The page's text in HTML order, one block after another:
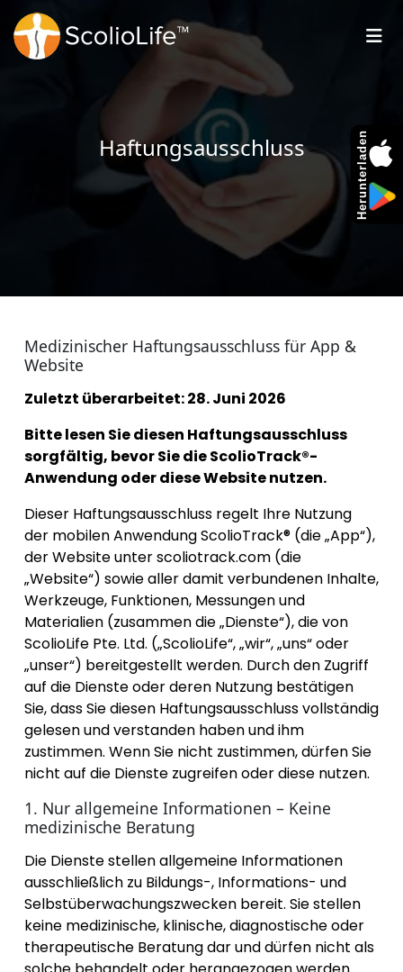
Herunterladen
Haftungsausschluss
Medizinischer Haftungsausschluss für App &
Website
Zuletzt überarbeitet: 28. Juni 2026
Bitte lesen Sie diesen Haftungsausschluss
sorgfältig, bevor Sie die ScolioTrack®-
Anwendung oder diese Website nutzen.
Dieser Haftungsausschluss regelt Ihre Nutzung
der mobilen Anwendung ScolioTrack® (die „App“),
der Website unter scoliotrack.com (die
„Website“) sowie aller damit verbundenen Inhalte,
Werkzeuge, Funktionen, Messungen und
Materialien (zusammen die „Dienste“), die von
ScolioLife Pte. Ltd. („ScolioLife“, „wir“, „uns“ oder
„unser“) bereitgestellt werden. Durch den Zugriff
auf die Dienste oder deren Nutzung bestätigen
Sie, dass Sie diesen Haftungsausschluss vollständig
gelesen und verstanden haben und ihm
zustimmen. Wenn Sie nicht zustimmen, dürfen Sie
nicht auf die Dienste zugreifen oder diese nutzen.
1. Nur allgemeine Informationen – Keine
medizinische Beratung
Die Dienste stellen allgemeine Informationen
ausschließlich zu Bildungs-, Informations- und
Selbstüberwachungszwecken bereit. Sie stellen
keine medizinische, klinische, diagnostische oder
therapeutische Beratung dar und dürfen nicht als